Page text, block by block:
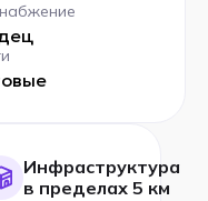
Инфраструктура
в пределах 5 км